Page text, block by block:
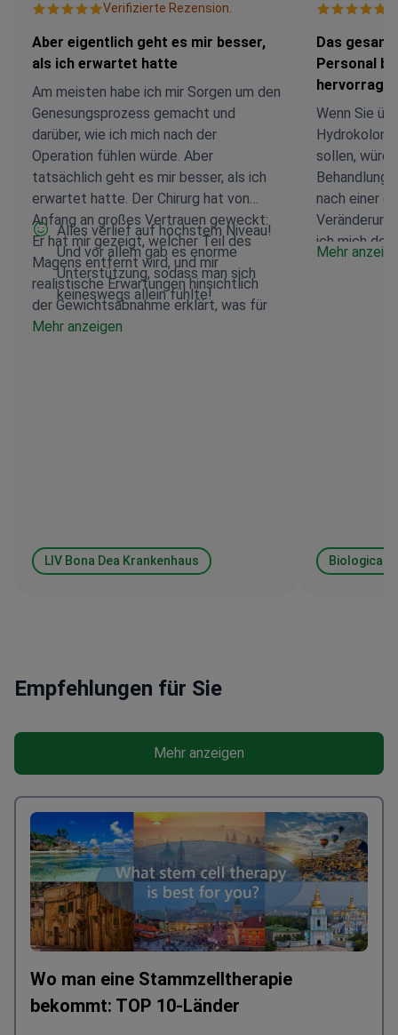
Verifizierte Rezension.
Aber eigentlich geht es mir besser,
als ich erwartet hatte
Am meisten habe ich mir Sorgen um den
Genesungsprozess gemacht und
darüber, wie ich mich nach der
Operation fühlen würde. Aber
tatsächlich geht es mir besser, als ich
erwartet hatte. Der Chirurg hat von
Anfang an großes Vertrauen geweckt:
Er hat mir gezeigt, welcher Teil des
Magens entfernt wird, und mir
realistische Erwartungen hinsichtlich
der Gewichtsabnahme erklärt, was für
mich sehr wichtig war. Besonders
Alles verlief auf höchstem Niveau!
Und vor allem gab es enorme
Unterstützung, sodass man sich
keineswegs allein fühlte!
Mehr anzeigen
LIV Bona Dea Krankenhaus
Das
Personal
Wenn Sie
sollen,
Behandlung
nach einer
ich mich
Wichtigste
Mehr
Empfehlungen für Sie
Mehr anzeigen
Wo man eine Stammzelltherapie
bekommt: TOP 10-Länder